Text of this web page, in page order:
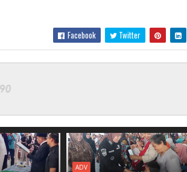
Facebook Twitter
ADV